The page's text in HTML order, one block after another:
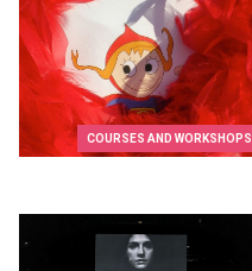
COURSES AND WORKSHOPS